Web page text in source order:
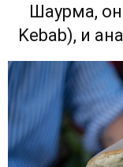
Шаурма,
Kebab), и